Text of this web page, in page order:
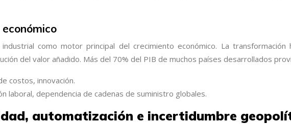
como motor principal del crecimiento económico. La transformación
del valor añadido. Más del 70% del PIB de muchos países desarrollados
costos, innovación.
laboral, dependencia de cadenas de suministro globales.
automatización e incertidumbre